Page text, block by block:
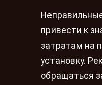
привести к
затратам на
установку.
обращаться